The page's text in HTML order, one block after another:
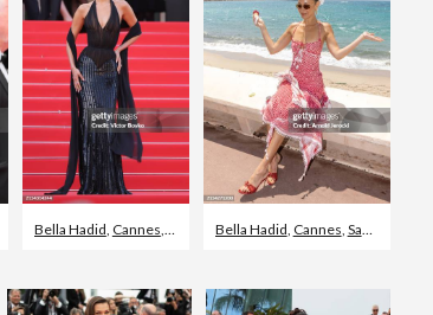
Bella Hadid Cannes Rode loper evenement
Bella Hadid Cannes Sandaal